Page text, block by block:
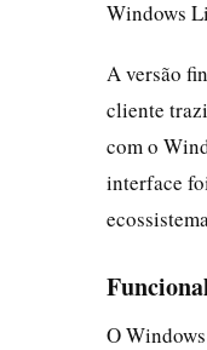
Windows
A versão
cliente
com o
interface
O